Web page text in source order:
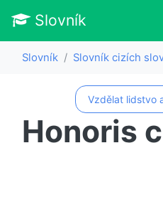
Slovník
Slovník Slovník cizích
Vzdělat lidstvo
Honoris